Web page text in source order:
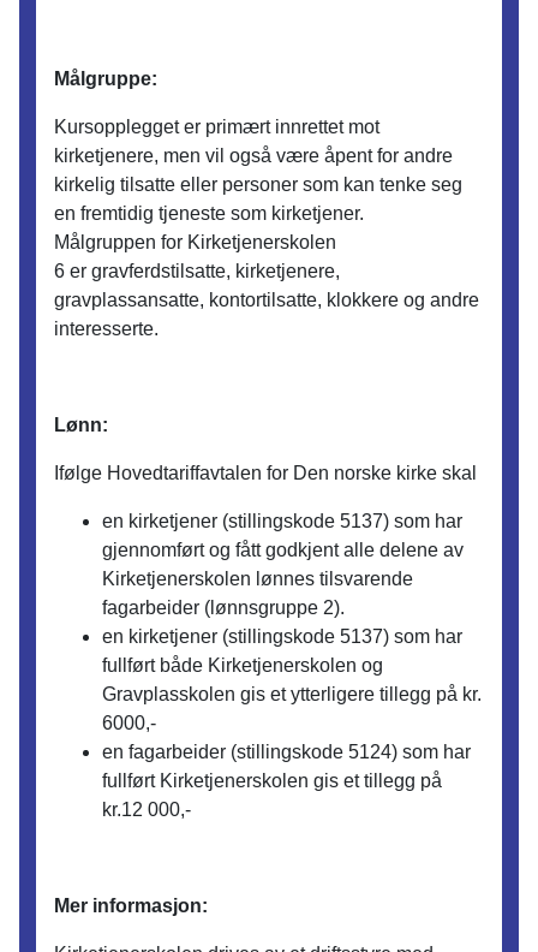
Målgruppe:
Kursopplegget er primært innrettet mot
kirketjenere, men vil også være åpent for andre
kirkelig tilsatte eller personer som kan tenke seg
en fremtidig tjeneste som kirketjener.
Målgruppen for Kirketjenerskolen
6 er gravferdstilsatte, kirketjenere,
gravplassansatte, kontortilsatte, klokkere og andre
interesserte.
Lønn:
Ifølge Hovedtariffavtalen for Den norske kirke skal
en kirketjener (stillingskode 5137) som har
gjennomført og fått godkjent alle delene av
Kirketjenerskolen lønnes tilsvarende
fagarbeider (lønnsgruppe 2).
en kirketjener (stillingskode 5137) som har
fullført både Kirketjenerskolen og
Gravplasskolen gis et ytterligere tillegg på kr.
6000,-
en fagarbeider (stillingskode 5124) som har
fullført Kirketjenerskolen gis et tillegg på
kr.12 000,-
Mer informasjon: